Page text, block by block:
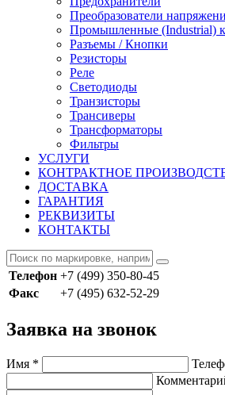
Преобразователи
Промышленные (Industrial)
Разъемы / Кнопки
Резисторы
Реле
Светодиоды
Транзисторы
Трансиверы
Трансформаторы
Фильтры
УСЛУГИ
КОНТРАКТНОЕ
ДОСТАВКА
ГАРАНТИЯ
РЕКВИЗИТЫ
КОНТАКТЫ
Телефон +7 (499) 350-80-45
Факс
+7 (495) 632-52-29
Заявка на звонок
Имя *